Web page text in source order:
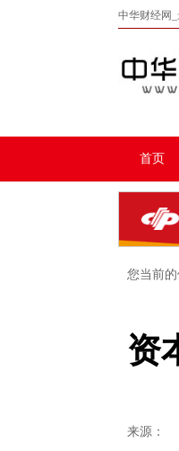
中华财经网
首页
您当前的
资
来源：